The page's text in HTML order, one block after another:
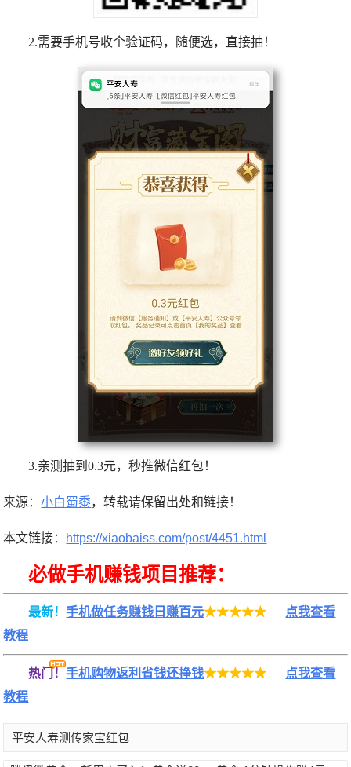
2.需要手机号收个验证码，随便选，直接抽！
3.亲测抽到0.3元，秒推微信红包！
来源：小白蜀黍，转载请保留出处和链接！
本文链接： https://xiaobaiss.com/post/4451.html
必做手机赚钱项目推荐：
最新！手机做任务赚钱日赚百元★★★★★
点我查看
教程
热门！手机购物返利省钱还挣钱★★★★★
点我查看
教程
平安人寿测传家宝红包